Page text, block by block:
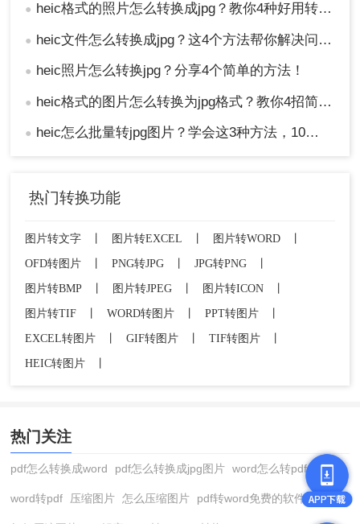
● heic格式的照片怎么转换成jpg？教你4种好用转换方法！
● heic文件怎么转换成jpg？这4个方法帮你解决问题！
● heic照片怎么转换jpg？分享4个简单的方法！
● heic格式的图片怎么转换为jpg格式？教你4招简便的转换方法！
● heic怎么批量转jpg图片？学会这3种方法，10秒转换上百张图片。
热门转换功能
图片转文字 图片转EXCEL 图片转WORD
OFD转图片
PNG转JPG JPG转PNG
图片转BMP
图片转JPEG 图片转ICON
图片转TIF
WORD转图片 PPT转图片
EXCEL转图片
GIF转图片 TIF转图片
HEIC转图片
热门关注
pdf怎么转换成word pdf怎么转换成jpg图片 word怎么转pdf
word转pdf 压缩图片 怎么压缩图片 pdf转word免费的软件